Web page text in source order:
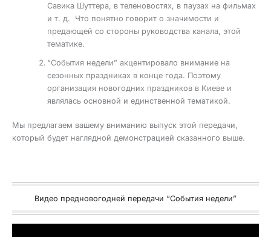
Савика Шуттера, в теленовостях, в паузах на фильмах
и т. д. Что понятно говорит о значимости и
предающей со стороны руководства канала, этой
тематике.
“События недели” акцентировало внимание на
сезонных праздниках в конце года. Поэтому
организация новогодних праздников в Киеве и
являлась основной и единственной тематикой.
Мы предлагаем вашему вниманию выпуск этой передачи,
который будет наглядной демонстрацией сказанного выше.
Видео предновогодней передачи “События недели”